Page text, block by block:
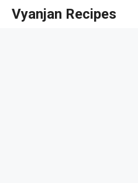
SkipVyanjan Recipes